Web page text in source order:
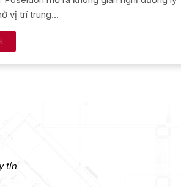
vị trí trung...
tín